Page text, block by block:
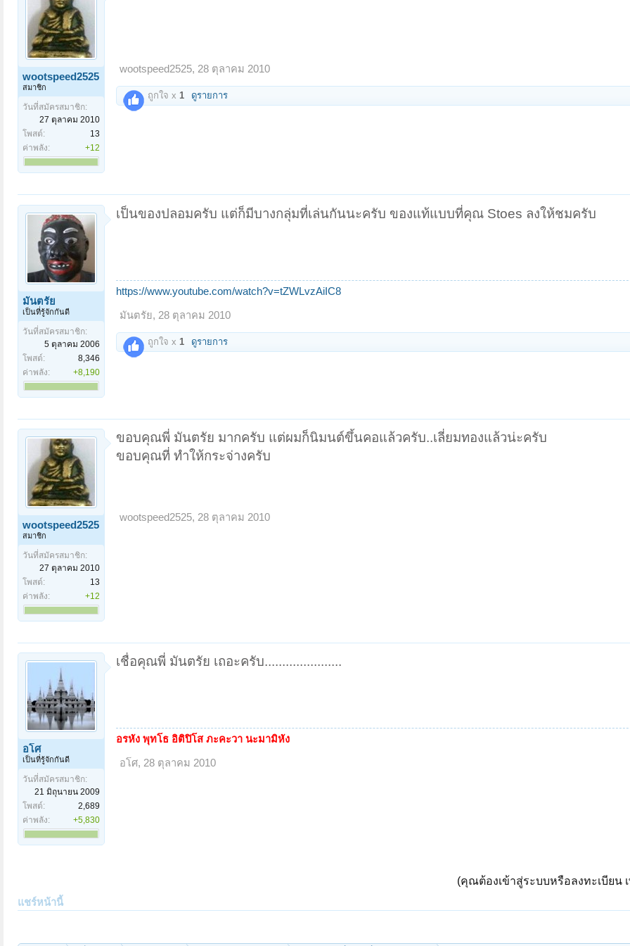
wootspeed2525
สมาชิก
วันที่สมัครสมาชิก:
27 ตุลาคม 2010
โพสต์:
13
ค่าพลัง:
+12
wootspeed2525, 28 ตุลาคม 2010
ถูกใจ x 1 ดูรายการ
มันตรัย
เป็นที่รู้จักกันดี
วันที่สมัครสมาชิก:
5 ตุลาคม 2006
โพสต์:
8,346
ค่าพลัง:
+8,190
เป็นของปลอมครับ แต่ก็มีบางกลุ่มที่เล่นกันนะครับ ของแท้แบบที่คุณ Stoes ลงให้ชมครับ
https://www.youtube.com/watch?v=tZWLvzAiIC8
มันตรัย, 28 ตุลาคม 2010
ถูกใจ x 1 ดูรายการ
wootspeed2525
สมาชิก
วันที่สมัครสมาชิก:
27 ตุลาคม 2010
โพสต์:
13
ค่าพลัง:
+12
ขอบคุณพี่ มันตรัย มากครับ แต่ผมก็นิมนต์ขึ้นคอแล้วครับ..เลี่ยมทองแล้วน่ะครับ
ขอบคุณที่ ทำให้กระจ่างครับ
wootspeed2525, 28 ตุลาคม 2010
อโศ
เป็นที่รู้จักกันดี
วันที่สมัครสมาชิก:
21 มิถุนายน 2009
โพสต์:
2,689
ค่าพลัง:
+5,830
เชื่อคุณพี่ มันตรัย เถอะครับ......................
อรหัง พุทโธ อิติปิโส ภะคะวา นะมามิหัง
อโศ, 28 ตุลาคม 2010
(คุณต้องเข้าสู่ระบบหรือลงทะเบียน
แชร์หน้านี้